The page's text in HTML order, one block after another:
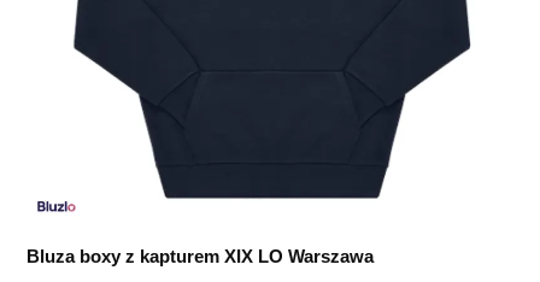
Bluza boxy z kapturem XIX LO Warszawa